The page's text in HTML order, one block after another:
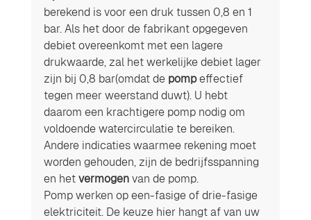
berekend is voor een druk tussen 0,8 en 1
bar. Als het door de fabrikant opgegeven
debiet overeenkomt met een lagere
drukwaarde, zal het werkelijke debiet lager
zijn bij 0,8 bar(omdat de pomp effectief
tegen meer weerstand duwt). U hebt
daarom een ​​krachtigere pomp nodig om
voldoende watercirculatie te bereiken.
Andere indicaties waarmee rekening moet
worden gehouden, zijn de bedrijfsspanning
en het vermogen van de pomp.
Pomp werken op een-fasige of drie-fasige
elektriciteit. De keuze hier hangt af van uw